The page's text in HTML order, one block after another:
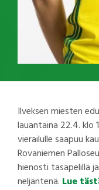
Ilveksen miesten
lauantaina 22.4. klo
vierailulle saapuu
Rovaniemen
hienosti tasapelillä
neljäntenä. Lue